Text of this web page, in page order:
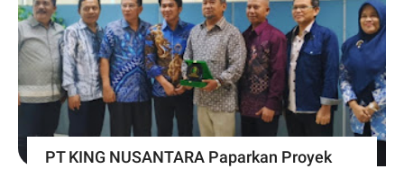
PT KING NUSANTARA Paparkan Proyek